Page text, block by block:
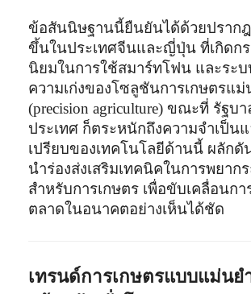
ข้อสันนิษฐานนี้ยืนยันได้ด้วยปราก
ขึ้นในประเทศจีนและญี่ปุ่น ที่เกิดก
นิยมในการใช้สมาร์ทโฟน และระบ
ความเก่งของโซลูชันการเกษตรแม่
(precision agriculture) ขณะที่ รัฐบ
ประเทศ ก็ตระหนักถึงความจำเป็น
เปรียบของเทคโนโลยีด้านนี้ ผลักดั
นำร่องส่งเสริมเทคนิคในการพยา
สำหรับการเกษตร เพื่อขับเคลื่อนกา
ตลาดในอนาคตอย่างเห็นได้ชัด
เทรนด์การเกษตรแบบแม่นย